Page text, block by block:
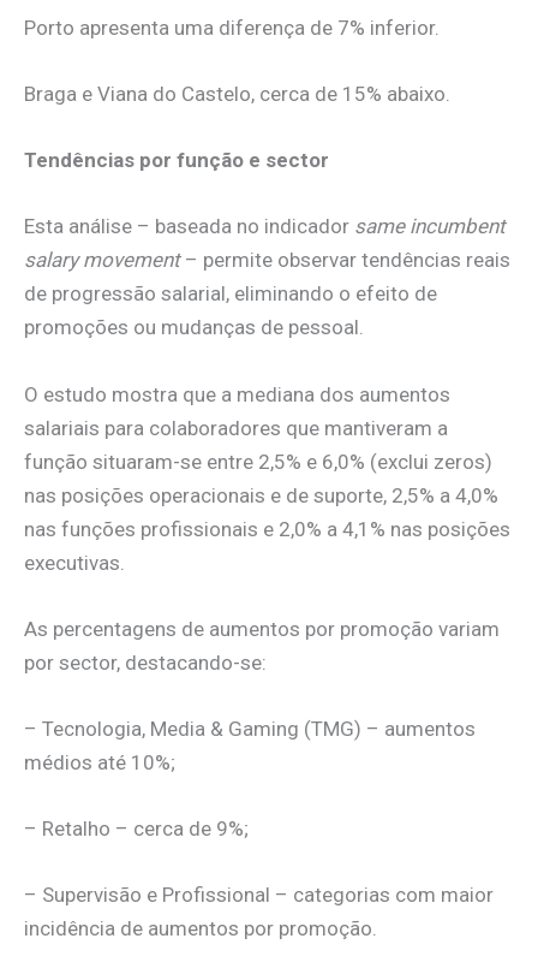
Porto apresenta uma diferença de 7% inferior.
Braga e Viana do Castelo, cerca de 15% abaixo.
Tendências por função e sector
Esta análise – baseada no indicador same incumbent
salary movement– permite observar tendências reais
de progressão salarial, eliminando o efeito de
promoções ou mudanças de pessoal.
O estudo mostra que a mediana dos aumentos
salariais para colaboradores que mantiveram a
função situaram-se entre 2,5% e 6,0% (exclui zeros)
nas posições operacionais e de suporte, 2,5% a 4,0%
nas funções profissionais e 2,0% a 4,1% nas posições
executivas.
As percentagens de aumentos por promoção variam
por sector, destacando-se:
– Tecnologia, Media & Gaming (TMG) – aumentos
médios até 10%;
– Retalho – cerca de 9%;
– Supervisão e Profissional – categorias com maior
incidência de aumentos por promoção.